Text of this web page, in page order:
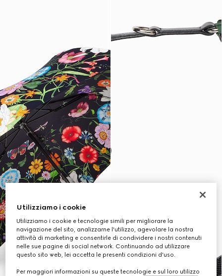
Utilizziamo i cookie
Utilizziamo i cookie e tecnologie simili per migliorare la
navigazione del sito, analizzarne l'utilizzo, agevolare la nostra
attività di marketing e consentirle di condividere i nostri contenuti
nelle sue pagine di social network. Continuando ad utilizzare
questo sito web, lei accetta le presenti condizioni d'uso.
Per maggiori informazioni su queste tecnologie e sul loro utilizzo